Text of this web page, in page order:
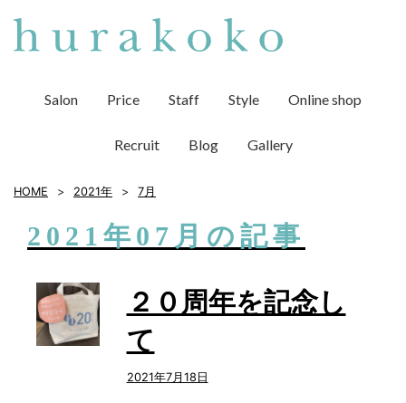
Salon Price Staff Style Online shop
Recruit Blog Gallery
HOME 2021年 7月
2021年07月の記事
２０周年を記念し
て
2021年7月18日